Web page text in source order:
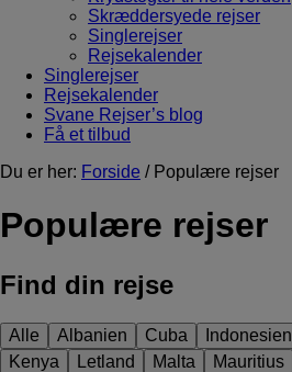
Skræddersyede rejser
Singlerejser
Rejsekalender
Singlerejser
Rejsekalender
Svane Rejser’s blog
Få et tilbud
Du er her: Forside / Populære rejser
Populære rejser
Find din rejse
Alle Albanien Cuba Indonesien
Kenya
Letland Malta Mauritius